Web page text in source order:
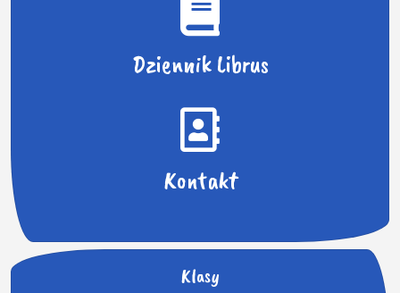
Dziennik Librus
Kontakt
Klasy